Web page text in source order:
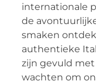
internationale
de
smaken
authentieke
zijn gevuld
wachten om